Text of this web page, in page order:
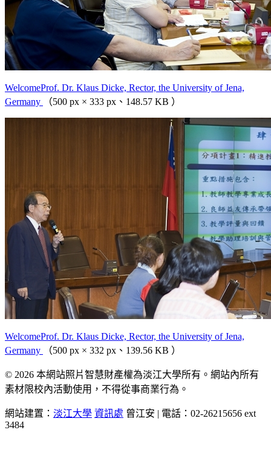
WelcomeProf. Dr. Klaus Dicke, Rector, the University of Jena,
Germany
（500 px × 333 px、148.57 KB ）
WelcomeProf. Dr. Klaus Dicke, Rector, the University of Jena,
Germany
（500 px × 332 px、139.56 KB ）
© 2026 本網站照片智慧財產權為淡江大學所有。網站內所有
素材限校內活動使用，不得從事商業行為。
網站建置： 淡江大學 資訊處 曾江安 | 電話：02-26215656 ext
3484